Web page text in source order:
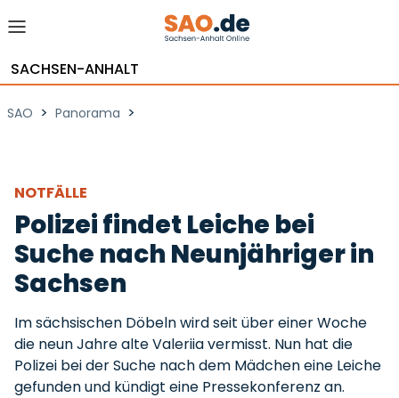
SACHSEN-ANHALT
SAO > Panorama >
NOTFÄLLE
Polizei findet Leiche bei
Suche nach Neunjähriger in
Sachsen
Im sächsischen Döbeln wird seit über einer Woche
die neun Jahre alte Valeriia vermisst. Nun hat die
Polizei bei der Suche nach dem Mädchen eine Leiche
gefunden und kündigt eine Pressekonferenz an.